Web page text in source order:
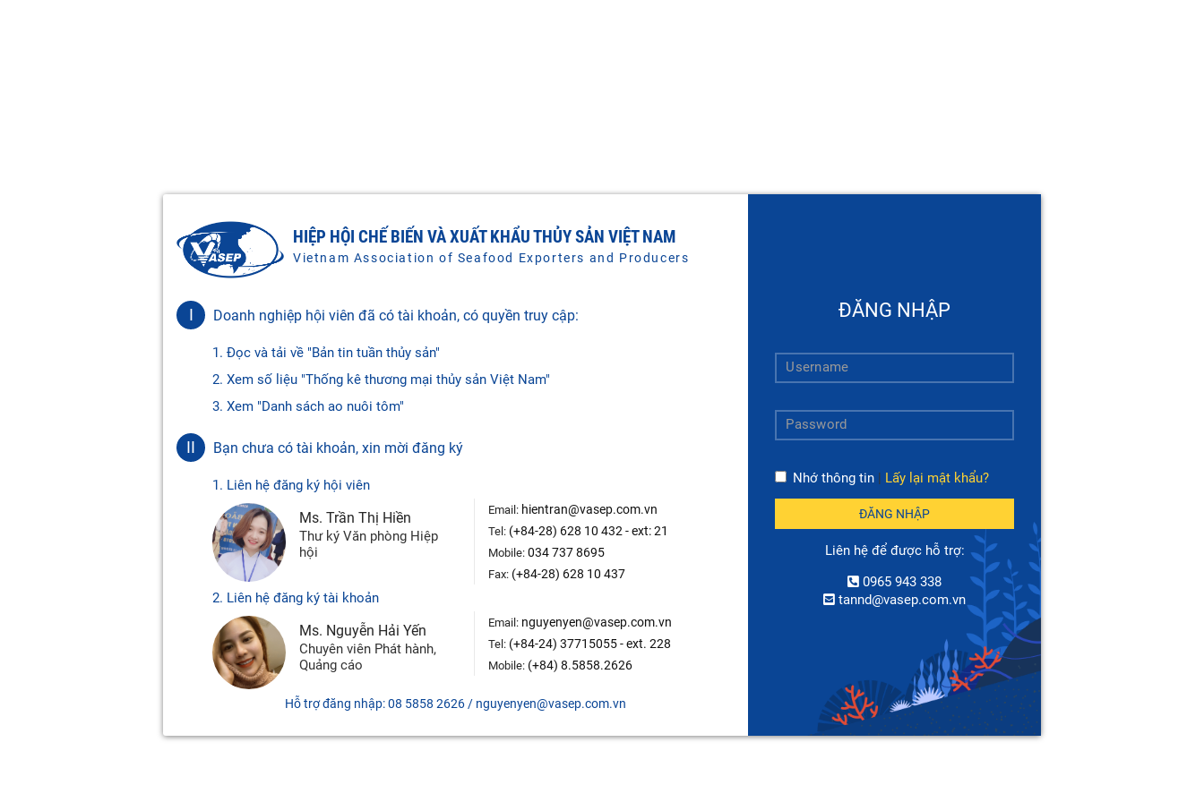
ĐĂNG NHẬP
Nhớ thông tin Lấy lại mật khẩu?
ĐĂNG NHẬP
Liên hệ để được hỗ trợ:
0965 943 338
tannd@vasep.com.vn
HIỆP HỘI CHẾ BIẾN VÀ XUẤT KHẨU THỦY SẢN VIỆT NAM
Vietnam Association of Seafood Exporters and Producers
I Doanh nghiệp hội viên đã có tài khoản, có quyền truy cập:
1. Đọc và tải về "Bản tin tuần thủy sản"
2. Xem số liệu "Thống kê thương mại thủy sản Việt Nam"
3. Xem "Danh sách ao nuôi tôm"
II Bạn chưa có tài khoản, xin mời đăng ký
1. Liên hệ đăng ký hội viên
Ms. Trần Thị Hiền
Thư ký Văn phòng Hiệp
hội
Email: hientran@vasep.com.vn
Tel: (+84-28) 628 10 432 - ext: 21
Mobile: 034 737 8695
Fax: (+84-28) 628 10 437
2. Liên hệ đăng ký tài khoản
Ms. Nguyễn Hải Yến
Chuyên viên Phát hành,
Quảng cáo
Email: nguyenyen@vasep.com.vn
Tel: (+84-24) 37715055 - ext. 228
Mobile: (+84) 8.5858.2626
Hỗ trợ đăng nhập: 08 5858 2626 / nguyenyen@vasep.com.vn